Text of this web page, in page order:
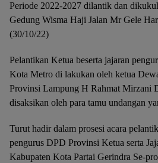
Periode 2022-2027 dilantik dan
Gedung Wisma Haji Jalan Mr Gele
(30/10/22)
Pelantikan Ketua beserta jajaran
Kota Metro di lakukan oleh ketua
Provinsi Lampung H Rahmat Mirzani
disaksikan oleh para tamu undangan
Turut hadir dalam prosesi acara
pengurus DPD Provinsi Ketua serta
Kabupaten Kota Partai Gerindra Se-